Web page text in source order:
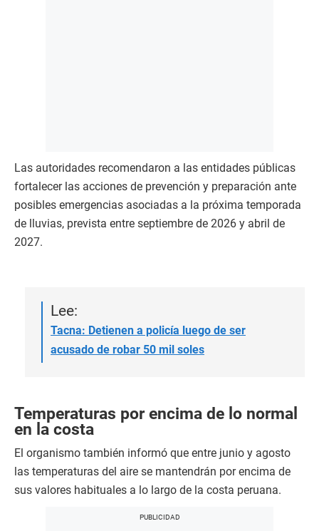
Las autoridades recomendaron a las entidades públicas
fortalecer las acciones de prevención y preparación ante
posibles emergencias asociadas a la próxima temporada
de lluvias, prevista entre septiembre de 2026 y abril de
2027.
Lee:
Tacna: Detienen a policía luego de ser
acusado de robar 50 mil soles
Temperaturas por encima de lo normal
en la costa
El organismo también informó que entre junio y agosto
las temperaturas del aire se mantendrán por encima de
sus valores habituales a lo largo de la costa peruana.